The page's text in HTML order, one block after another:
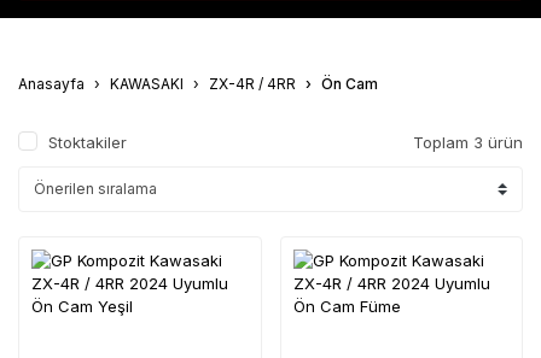
Anasayfa KAWASAKI ZX-4R / 4RR Ön Cam
Stoktakiler Toplam 3 ürün